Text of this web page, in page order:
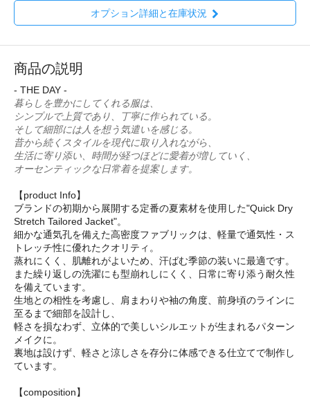
オプション詳細と在庫状況
商品の説明
- THE DAY -
暮らしを豊かにしてくれる服は、
シンプルで上質であり、丁寧に作られている。
そして細部には人を想う気遣いを感じる。
昔から続くスタイルを現代に取り入れながら、
生活に寄り添い、時間が経つほどに愛着が増していく、
オーセンティックな日常着を提案します。
【product Info】
ブランドの初期から展開する定番の夏素材を使用した"Quick Dry
Stretch Tailored Jacket"。
細かな通気孔を備えた高密度ファブリックは、軽量で通気性・ス
トレッチ性に優れたクオリティ。
蒸れにくく、肌離れがよいため、汗ばむ季節の装いに最適です。
また繰り返しの洗濯にも型崩れしにくく、日常に寄り添う耐久性
を備えています。
生地との相性を考慮し、肩まわりや袖の角度、前身頃のラインに
至るまで細部を設計し、
軽さを損なわず、立体的で美しいシルエットが生まれるパターン
メイクに。
裏地は設けず、軽さと涼しさを存分に体感できる仕立てで制作し
ています。
【composition】